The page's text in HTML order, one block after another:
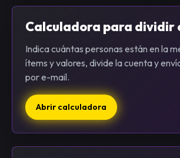
Calculadora para dividir
Indica cuántas personas están en la
ítems y valores, divide la cuenta y
por e-mail.
Abrir calculadora